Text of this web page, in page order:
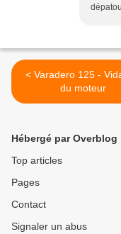
< Varadero 125 - Vidange
du moteur
Hébergé par Overblog
Top articles
Pages
Contact
Signaler un abus